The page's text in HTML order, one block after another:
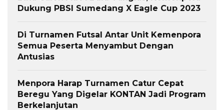
Dukung PBSI Sumedang X Eagle Cup 2023
Di Turnamen Futsal Antar Unit Kemenpora
Semua Peserta Menyambut Dengan
Antusias
Menpora Harap Turnamen Catur Cepat
Beregu Yang Digelar KONTAN Jadi Program
Berkelanjutan